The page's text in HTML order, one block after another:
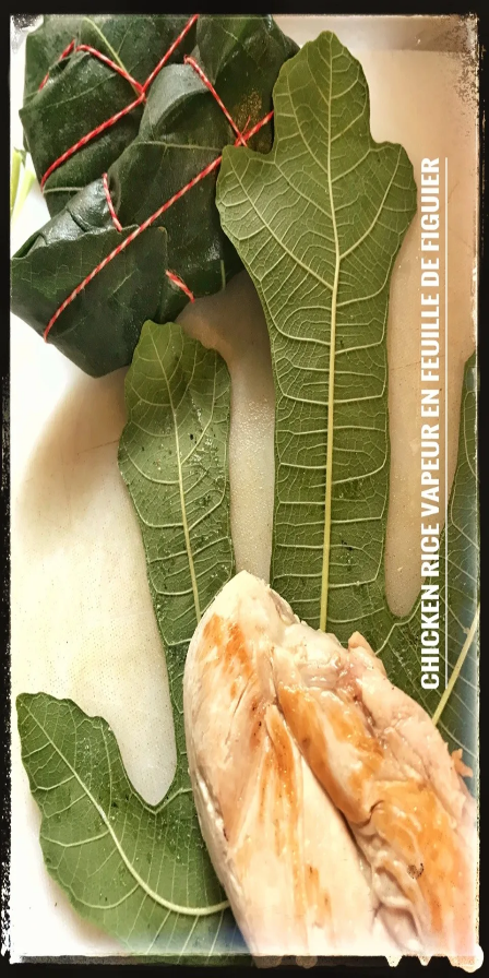
Recettes
Traiteur
Tag
#feuilles de figuier
1recettedans cette sélection.
Voir dans la recherche
Chicken rice vapeur en feuille de figuier
1 h 20 min FacilePlats
#
amande blancs de poulet#cuisson vapeur